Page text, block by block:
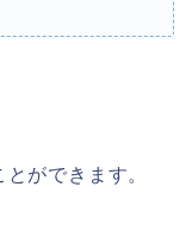
ができます。